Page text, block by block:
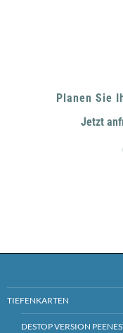
Planen Sie
Jetzt
TIEFENKARTEN
DESTOP VERSION